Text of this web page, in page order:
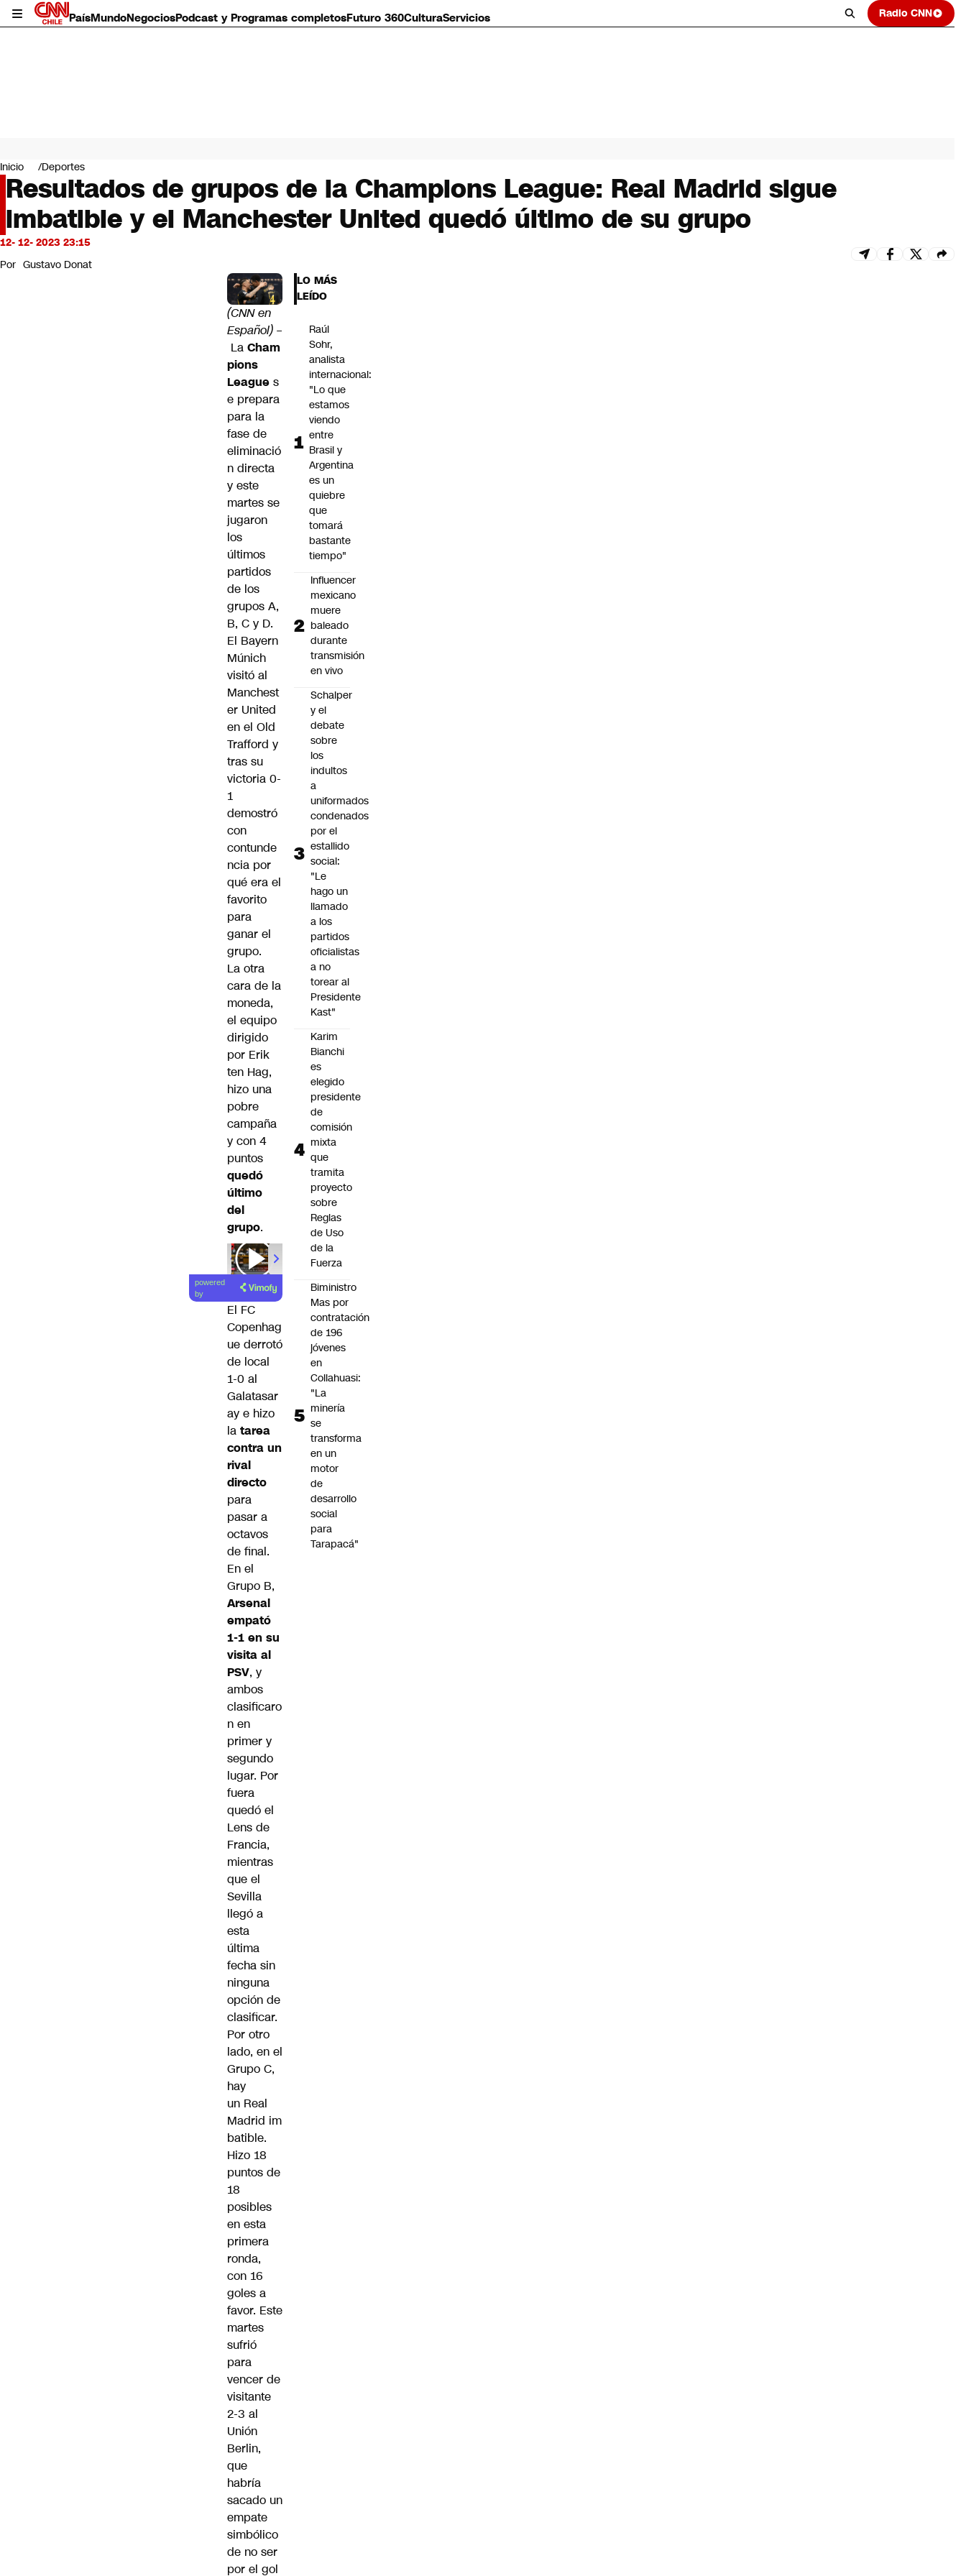
PaísMundoNegociosPodcast y Programas completosFuturo 360CulturaServicios Radio CNN
Mundo
Negocios
Deportes
Programas completos
Cultura
Servicios
Bits
CNN Data
Inicio Deportes
Resultados de grupos de la Champions League: Real Madrid sigue
imbatible y el Manchester United quedó último de su grupo
12- 12- 2023 23:15
Por Gustavo Donat
(CNN en
Español) –
La Cham
pions
League s
e prepara
para la
fase de
eliminació
n directa
y este
martes se
jugaron
los
últimos
partidos
de los
grupos A,
B, C y D.
El Bayern
Múnich
visitó al
Manchest
er United
en el Old
Trafford y
tras su
victoria 0-
1
demostró
con
contunde
ncia por
qué era el
favorito
para
ganar el
grupo.
La otra
cara de la
moneda,
el equipo
dirigido
por Erik
ten Hag,
hizo una
pobre
campaña
y con 4
puntos
quedó
último
del
grupo.
powered
by
El FC
Copenhag
ue derrotó
de local
1-0 al
Galatasar
ay e hizo
la tarea
contra un
rival
directo
para
pasar a
octavos
de final.
En el
Grupo B,
Arsenal
empató
1-1 en su
visita al
PSV, y
ambos
clasificaro
n en
primer y
segundo
lugar. Por
fuera
quedó el
Lens de
Francia,
mientras
que el
Sevilla
llegó a
esta
última
fecha sin
ninguna
opción de
clasificar.
Por otro
lado, en el
Grupo C,
hay
un Real
Madrid im
batible.
Hizo 18
puntos de
18
posibles
en esta
primera
ronda,
con 16
goles a
favor. Este
martes
sufrió
para
vencer de
visitante
2-3 al
Unión
Berlin,
que
habría
sacado un
empate
simbólico
de no ser
por el gol
LO MÁS
LEÍDO
Raúl
Sohr,
analista
internacional:
"Lo que
estamos
viendo
entre
Brasil y
Argentina
es un
quiebre
que
tomará
bastante
tiempo"
Influencer
mexicano
muere
baleado
durante
transmisión
en vivo
Schalper
y el
debate
sobre
los
indultos
a
uniformados
condenados
por el
estallido
social:
"Le
hago un
llamado
a los
partidos
oficialistas
a no
torear al
Presidente
Kast"
Karim
Bianchi
es
elegido
presidente
de
comisión
mixta
que
tramita
proyecto
sobre
Reglas
de Uso
de la
Fuerza
Biministro
Mas por
contratación
de 196
jóvenes
en
Collahuasi:
"La
minería
se
transforma
en un
motor
de
desarrollo
social
para
Tarapacá"